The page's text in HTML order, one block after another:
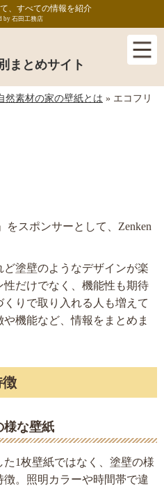
まとめサイト
、すべての情報を紹介
by 石田工務店
然素材の家の壁紙とは » エコフリ
をスポンサーとして、Zenken
塗壁のようなデザインが楽
だけでなく、機能性も期待
りで取り入れる人も増えて
機能など、情報をまとめま
徴
様な壁紙
1枚壁紙ではなく、塗壁の様
。照明カラーや時間帯で違